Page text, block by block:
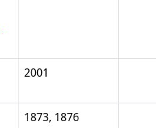
2001
1873, 1876